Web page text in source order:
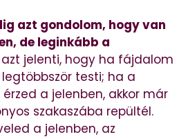
azt gondolom, hogy van
de leginkább a
jelenti, hogy ha fájdalom
testi; ha a
a jelenben, akkor már
szakaszába repültél.
a jelenben, az